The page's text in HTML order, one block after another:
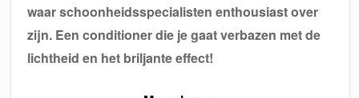
waar schoonheidsspecialisten enthousiast over
zijn. Een conditioner die je gaat verbazen met de
lichtheid en het briljante effect!